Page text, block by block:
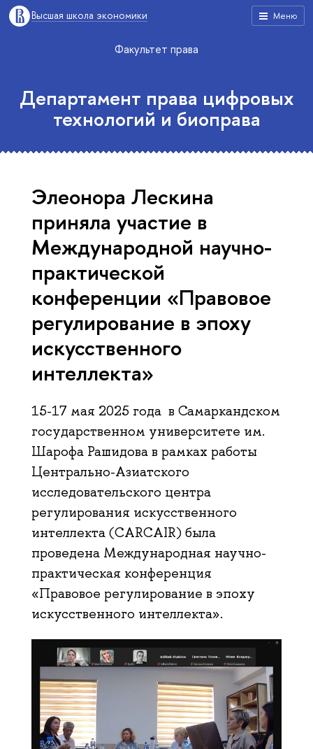
Меню
Высшая школа экономики
Факультет права
Департамент права цифровых
технологий и биоправа
Элеонора Лескина
приняла участие в
Международной научно-
практической
конференции «Правовое
регулирование в эпоху
искусственного
интеллекта»
15-17 мая 2025 года в Самаркандском
государственном университете им.
Шарофа Рашидова в рамках работы
Центрально-Азиатского
исследовательского центра
регулирования искусственного
интеллекта (CARCAIR) была
проведена Международная научно-
практическая конференция
«Правовое регулирование в эпоху
искусственного интеллекта».